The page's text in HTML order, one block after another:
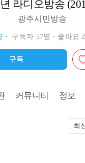
라디오방송
광주시민방송
구독자 57명 좋아요
구독
커뮤니티 정보
최